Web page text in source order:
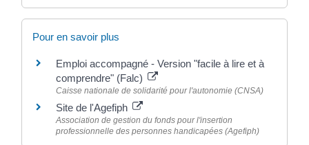
Pour en savoir plus
Emploi accompagné - Version "facile à lire et à
comprendre" (Falc)
Caisse nationale de solidarité pour l'autonomie (CNSA)
Site de l'Agefiph
Association de gestion du fonds pour l'insertion
professionnelle des personnes handicapées (Agefiph)